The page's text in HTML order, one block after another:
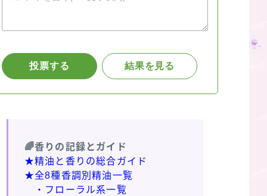
🌈香りの記録とガイド
★精油と香りの総合ガイド
★全8種香調別精油一覧
・フローラル系一覧